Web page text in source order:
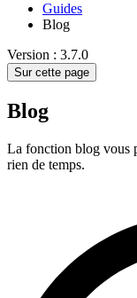
Guides
Blog
Version : 3.7.0
Sur cette page
Blog
La fonction blog vous
rien de temps.